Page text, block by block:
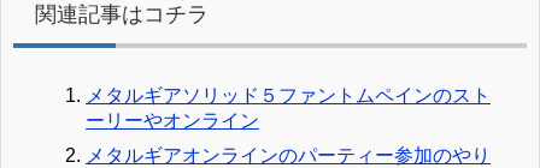
関連記事はコチラ
メタルギアソリッド５ファントムペインのスト
ーリーやオンライン
メタルギアオンラインのパーティー参加のやり